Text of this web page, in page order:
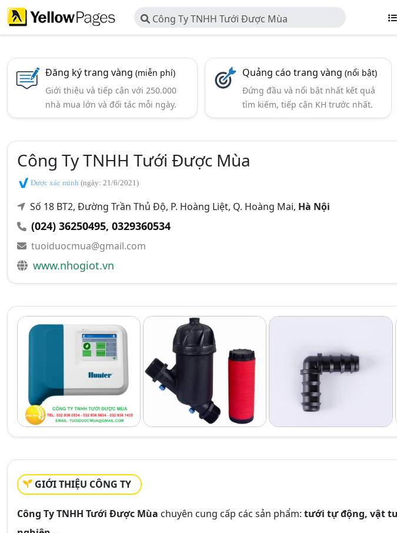
Công Ty TNHH Tưới Được Mùa
Đăng ký trang vàng (miễn phí)
Giới thiệu và tiếp cận với 250.000
nhà mua lớn và đối tác mỗi ngày.
Quảng cáo trang vàng(nổi bật)
Đứng đầu và nổi bật nhất kết quả
tìm kiếm, tiếp cận KH trước nhất.
Công Ty TNHH Tưới Được Mùa
Được xác minh (ngày: 21/6/2021)
Số 18 BT2, Đường Trần Thủ Độ, P. Hoàng Liệt, Q. Hoàng Mai, Hà Nội
(024) 36250495, 0329360534
tuoiduocmua@gmail.com
www.nhogiot.vn
GIỚI THIỆU CÔNG TY
Công Ty TNHH Tưới Được Mùa chuyên cung cấp các sản phẩm: tưới tự động, vật